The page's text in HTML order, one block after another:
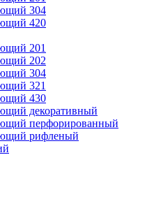
304
420
201
202
304
321
430
декоративный
перфорированный
рифленый